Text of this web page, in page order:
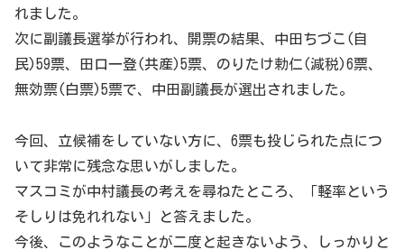
れました。
次に副議長選挙が行われ、開票の結果、中田ちづこ(自
民)59票、田口一登(共産)5票、のりたけ勅仁(減税)6票、
無効票(白票)5票で、中田副議長が選出されました。
今回、立候補をしていない方に、6票も投じられた点につ
いて非常に残念な思いがしました。
マスコミが中村議長の考えを尋ねたところ、「軽率という
そしりは免れれない」と答えました。
今後、このようなことが二度と起きないよう、しっかりと